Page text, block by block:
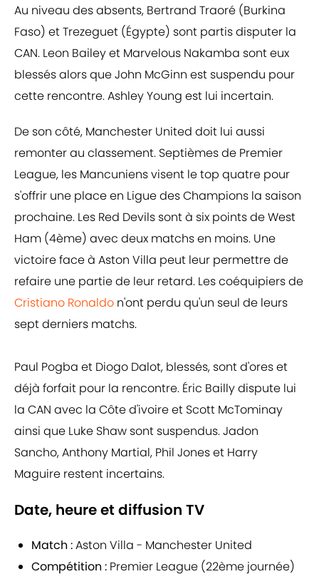
Au niveau des absents, Bertrand Traoré (Burkina
Faso) et Trezeguet (Égypte) sont partis disputer la
CAN. Leon Bailey et Marvelous Nakamba sont eux
blessés alors que John McGinn est suspendu pour
cette rencontre. Ashley Young est lui incertain.
De son côté, Manchester United doit lui aussi
remonter au classement. Septièmes de Premier
League, les Mancuniens visent le top quatre pour
s'offrir une place en Ligue des Champions la saison
prochaine. Les Red Devils sont à six points de West
Ham (4ème) avec deux matchs en moins. Une
victoire face à Aston Villa peut leur permettre de
refaire une partie de leur retard. Les coéquipiers de
Cristiano Ronaldo n'ont perdu qu'un seul de leurs
sept derniers matchs.
Paul Pogba et Diogo Dalot, blessés, sont d'ores et
déjà forfait pour la rencontre. Éric Bailly dispute lui
la CAN avec la Côte d'ivoire et Scott McTominay
ainsi que Luke Shaw sont suspendus. Jadon
Sancho, Anthony Martial, Phil Jones et Harry
Maguire restent incertains.
Date, heure et diffusion TV
Match :Aston Villa - Manchester United
Compétition : Premier League (22ème journée)